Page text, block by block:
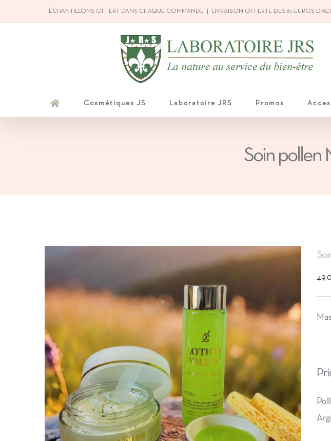
au
ÉCHANTILLONS OFFERT DANS CHAQUE COMMANDE LIVRAISON OFFERTE DES 65 EUROS
Cosmétiques JS Laboratoire JRS Promos
Soin pollen